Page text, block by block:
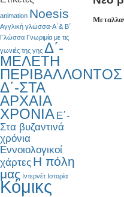
animation Noesis
Αγγλική γλώσσα-Α΄& Β΄
Γλώσσα Γνωριμία με τις
γωνιές της γης Δ΄-
ΜΕΛΕΤΗ
ΠΕΡΙΒΑΛΛΟΝΤΟΣ
Δ΄-ΣΤΑ
ΑΡΧΑΙΑ
ΧΡΟΝΙΑ Ε΄-
Στα βυζαντινά
χρόνια
Εννοιολογικοί
χάρτες Η πόλη
μας Ιντερνέτ Ιστορία
Κόμικς